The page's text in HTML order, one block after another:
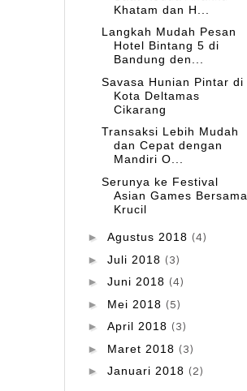
Khatam dan H...
Langkah Mudah Pesan
Hotel Bintang 5 di
Bandung den...
Savasa Hunian Pintar di
Kota Deltamas
Cikarang
Transaksi Lebih Mudah
dan Cepat dengan
Mandiri O...
Serunya ke Festival
Asian Games Bersama
Krucil
► Agustus 2018 (4)
► Juli 2018 (3)
► Juni 2018 (4)
► Mei 2018 (5)
► April 2018 (3)
► Maret 2018 (3)
► Januari 2018 (2)